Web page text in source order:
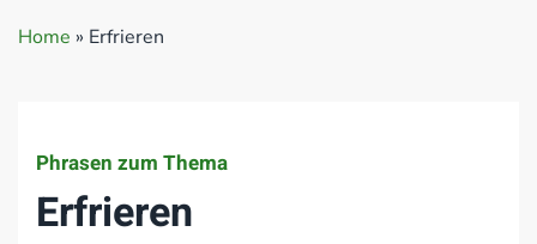
Home » Erfrieren
Phrasen zum Thema
Erfrieren